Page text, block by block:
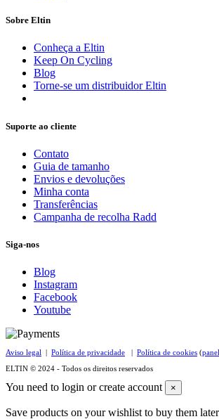
Sobre Eltin
Conheça a Eltin
Keep On Cycling
Blog
Torne-se um distribuidor Eltin
Suporte ao cliente
Contato
Guia de tamanho
Envios e devoluções
Minha conta
Transferências
Campanha de recolha Radd
Siga-nos
Blog
Instagram
Facebook
Youtube
Aviso legal | Política de privacidade | Política de cookies (panel
ELTIN © 2024 - Todos os direitos reservados
You need to login or create account ×
Save products on your wishlist to buy them